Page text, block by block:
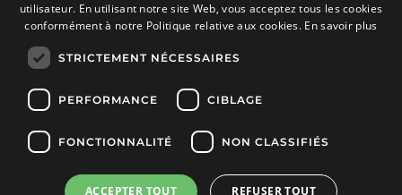
SERVICE CLIENTS
Conditions d'achat
Retours et échanges
Méthodes de payement
SPANISH
utilisateur. En utilisant notre site Web, vous acceptez tous les cookies
conformément à notre Politique relative aux cookies. En savoir plus
STRICTEMENT NÉCESSAIRES
PERFORMANCE CIBLAGE
FONCTIONNALITÉ NON CLASSIFIÉS
ACCEPTER TOUT REFUSER TOUT